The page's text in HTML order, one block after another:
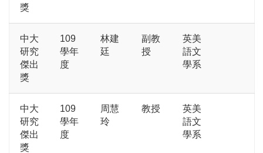
獎
中大
研究
傑出
獎
109
學年
度
林建
廷
副教
授
英美
語文
學系
中大
研究
傑出
獎
109
學年
度
周慧
玲
教授
英美
語文
學系